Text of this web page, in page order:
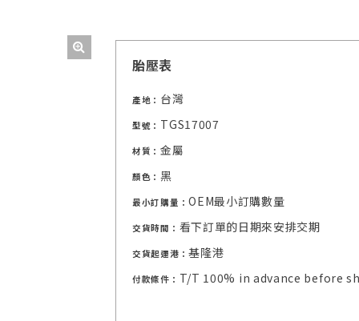
胎壓表
產地： 台灣
型號： TGS17007
材質：金屬
顏色：黑
最小訂購量：OEM最小訂購數量
交貨時間： 看下訂單的日期來安排交期
交貨起運港：基隆港
付款條件： T/T 100% in advance before